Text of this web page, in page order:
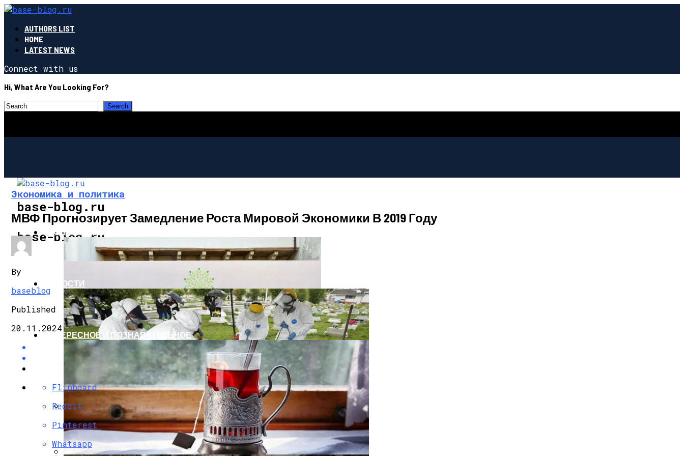
AUTHORS LIST
HOME
LATEST NEWS
Connect with us
Hi, What Are You Looking For?
base-blog.ru
base-blog.ru
ЭКОНОМИКА И ПОЛИТИКА
G7 Договорились Регулировать Искусственный Интеллект
НОВОСТИ
ИНТЕРЕСНОЕ И ПОЗНАВАТЕЛЬНОЕ
Экономика и политика
МВФ Прогнозирует Замедление Роста Мировой Экономики В 2019 Году
By
baseblog
Published
20.11.2024
Flipboard
Reddit
Pinterest
Whatsapp